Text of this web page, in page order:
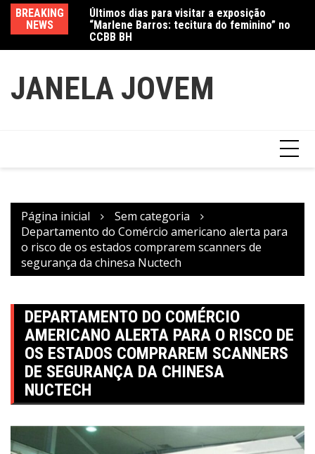
conteúdo
BREAKING
NEWS
CCBB BH
Amanda Mangili transforma beleza e
inclusão em conexão real nas redes
JANELA JOVEM
Página inicial
Sem categoria
Departamento do Comércio americano alerta para
o risco de os estados comprarem scanners de
segurança da chinesa Nuctech
DEPARTAMENTO DO COMÉRCIO
AMERICANO ALERTA PARA O RISCO DE
OS ESTADOS COMPRAREM SCANNERS
DE SEGURANÇA DA CHINESA
NUCTECH